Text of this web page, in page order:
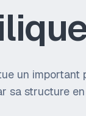
un
sa structure